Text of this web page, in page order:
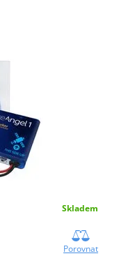
Skladem
Porovnat